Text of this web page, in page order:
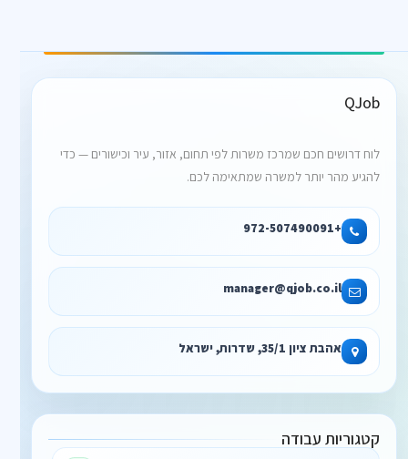
QJob
לוח דרושים חכם שמרכז משרות לפי תחום, אזור, עיר וכישורים — כדי
להגיע מהר יותר למשרה שמתאימה לכם.
+972-507490091
manager@qjob.co.il
אהבת ציון 35/1, שדרות, ישראל
קטגוריות עבודה